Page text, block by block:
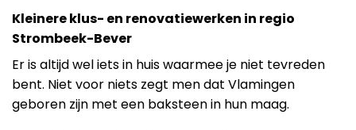
Kleinere klus- en renovatiewerken in regio
Strombeek-Bever
Er is altijd wel iets in huis waarmee je niet tevreden
bent. Niet voor niets zegt men dat Vlamingen
geboren zijn met een baksteen in hun maag.